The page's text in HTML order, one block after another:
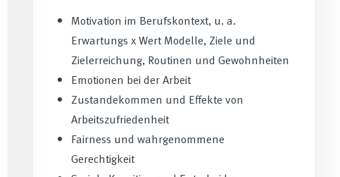
Motivation im Berufskontext, u. a.
Erwartungs x Wert Modelle, Ziele und
Zielerreichung, Routinen und Gewohnheiten
Emotionen bei der Arbeit
Zustandekommen und Effekte von
Arbeitszufriedenheit
Fairness und wahrgenommene
Gerechtigkeit